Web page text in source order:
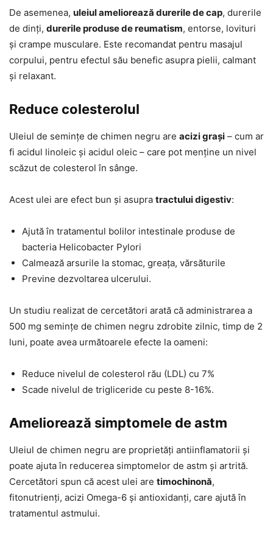
De asemenea, uleiul ameliorează durerile de cap, durerile
de dinți, durerile produse de reumatism, entorse, lovituri
și crampe musculare. Este recomandat pentru masajul
corpului, pentru efectul său benefic asupra pielii, calmant
și relaxant.
Reduce colesterolul
Uleiul de semințe de chimen negru are acizi grași – cum ar
fi acidul linoleic și acidul oleic – care pot menține un nivel
scăzut de colesterol în sânge.
Acest ulei are efect bun și asupra tractului digestiv:
Ajută în tratamentul bolilor intestinale produse de
bacteria Helicobacter Pylori
Calmează arsurile la stomac, greața, vărsăturile
Previne dezvoltarea ulcerului.
Un studiu realizat de cercetători arată că administrarea a
500 mg semințe de chimen negru zdrobite zilnic, timp de 2
luni, poate avea următoarele efecte la oameni:
Reduce nivelul de colesterol rău (LDL) cu 7%
Scade nivelul de trigliceride cu peste 8-16%.
Ameliorează simptomele de astm
Uleiul de chimen negru are proprietăți antiinflamatorii și
poate ajuta în reducerea simptomelor de astm și artrită.
Cercetători spun că acest ulei are timochinonă,
fitonutrienți, acizi Omega-6 și antioxidanți, care ajută în
tratamentul astmului.